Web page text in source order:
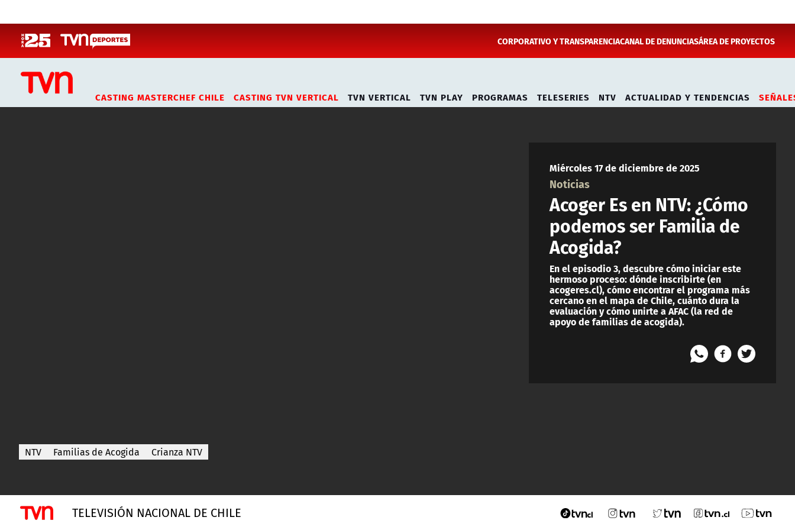
CORPORATIVO Y TRANSPARENCIACANAL DE DENUNCIASÁREA DE PROYECTOS
CASTING MASTERCHEF CHILE CASTING TVN VERTICAL TVN VERTICAL TVN PLAY PROGRAMAS TELESERIES NTV ACTUALIDAD Y TENDENCIAS
Miércoles 17 de diciembre de 2025
Noticias
Acoger Es en NTV: ¿Cómo
podemos ser Familia de
Acogida?
En el episodio 3, descubre cómo iniciar este
hermoso proceso: dónde inscribirte (en
acogeres.cl), cómo encontrar el programa más
cercano en el mapa de Chile, cuánto dura la
evaluación y cómo unirte a AFAC (la red de
apoyo de familias de acogida).
NTV Familias de Acogida Crianza NTV
TELEVISIÓN NACIONAL DE CHILE